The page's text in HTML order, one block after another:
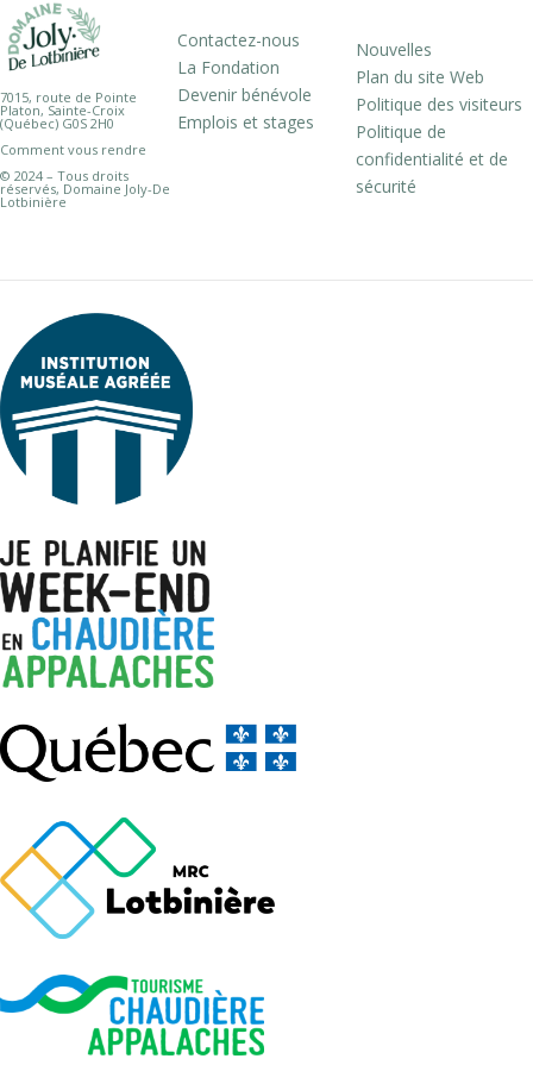
7015, route de Pointe
Platon, Sainte-Croix
(Québec) G0S 2H0
Comment vous rendre
© 2024 – Tous droits
réservés, Domaine Joly-De
Lotbinière
Contactez-nous
La Fondation
Devenir bénévole
Emplois et stages
Nouvelles
Plan du site Web
Politique des visiteurs
Politique de
confidentialité et de
sécurité